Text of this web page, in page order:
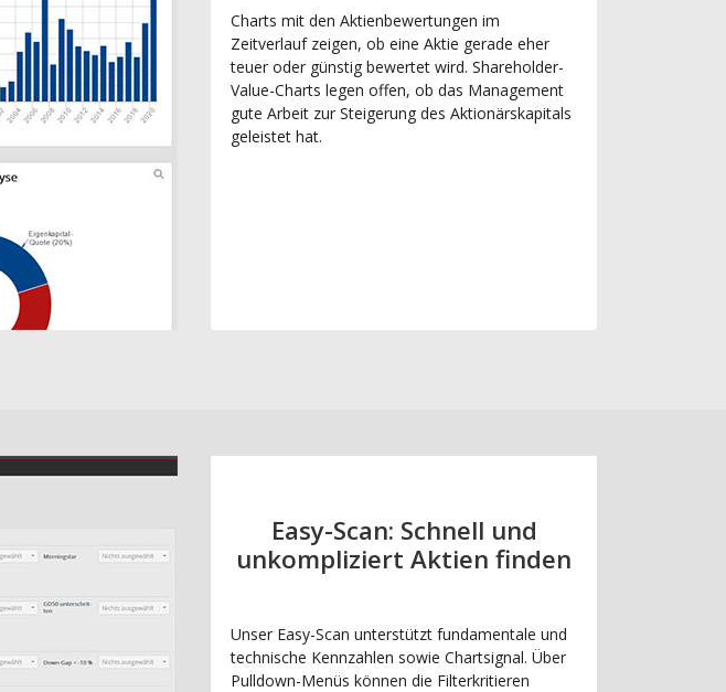
Charts mit den Aktienbewertungen im
Zeitverlauf zeigen, ob eine Aktie gerade eher
teuer oder günstig bewertet wird. Shareholder-
Value-Charts legen offen, ob das Management
gute Arbeit zur Steigerung des Aktionärskapitals
geleistet hat.
Easy-Scan: Schnell und
unkompliziert Aktien finden
Unser Easy-Scan unterstützt fundamentale und
technische Kennzahlen sowie Chartsignal. Über
Pulldown-Menüs können die Filterkritieren